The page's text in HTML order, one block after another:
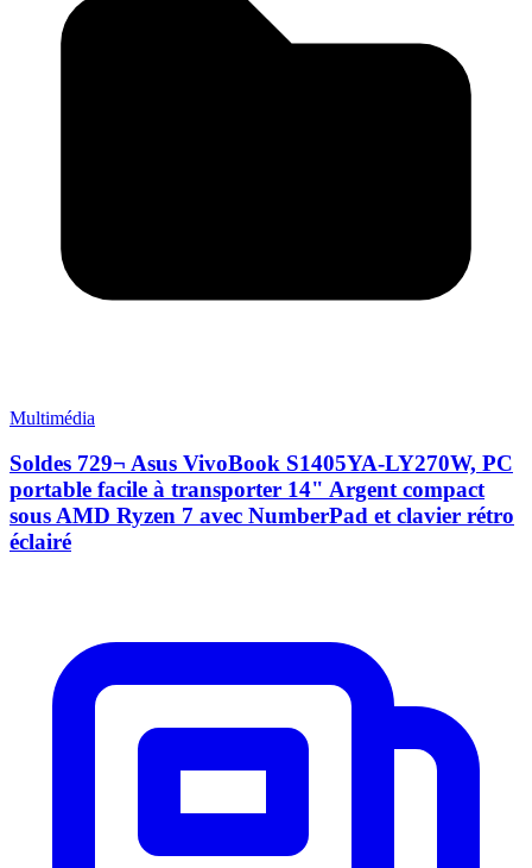
Multimédia
Soldes 729¬ Asus VivoBook S1405YA-LY270W, PC
portable facile à transporter 14" Argent compact
sous AMD Ryzen 7 avec NumberPad et clavier rétro
éclairé